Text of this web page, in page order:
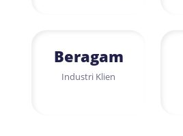
Beragam
Industri Klien